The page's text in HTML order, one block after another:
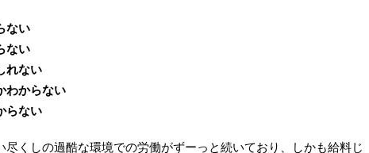
ない
ない
れない
わからない
らない
尽くしの過酷な環境での労働がずーっと続いており、しかも給料じ